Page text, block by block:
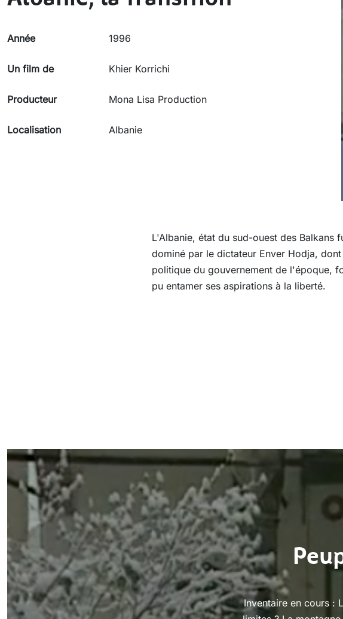
Année 1996
Un film de Khier Korrichi
Producteur Mona Lisa Production
Localisation Albanie
L'Albanie, état du sud-ouest des Balkans
dominé par le dictateur Enver Hodja,
politique du gouvernement de l'époque,
pu entamer ses aspirations à la liberté.
Inventaire en cours :